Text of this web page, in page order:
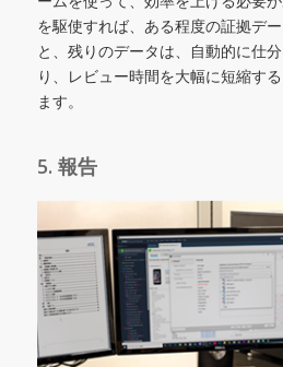
を駆使すれば、ある程度の証拠デ
と、残りのデータは、自動的に仕
り、レビュー時間を大幅に短縮す
ます。
5. 報告